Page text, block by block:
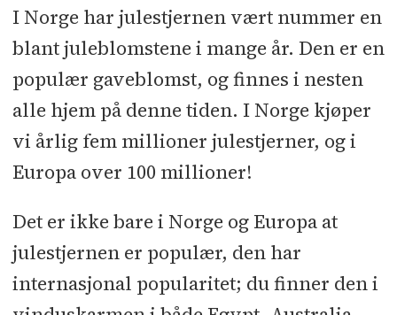
I Norge har julestjernen vært nummer en
blant juleblomstene i mange år. Den er en
populær gaveblomst, og finnes i nesten
alle hjem på denne tiden. I Norge kjøper
vi årlig fem millioner julestjerner, og i
Europa over 100 millioner!
Det er ikke bare i Norge og Europa at
julestjernen er populær, den har
internasjonal popularitet; du finner den i